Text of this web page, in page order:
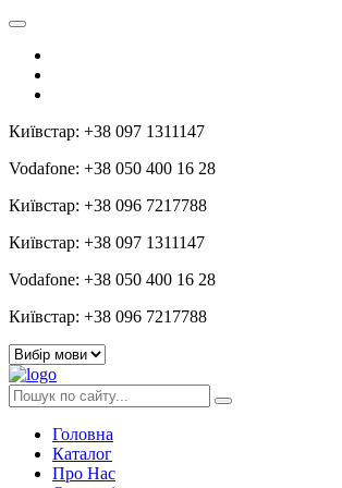
Київстар: +38 097 1311147
Vodafone: +38 050 400 16 28
Київстар: +38 096 7217788
Київстар: +38 097 1311147
Vodafone: +38 050 400 16 28
Київстар: +38 096 7217788
Головна
Каталог
Про Нас